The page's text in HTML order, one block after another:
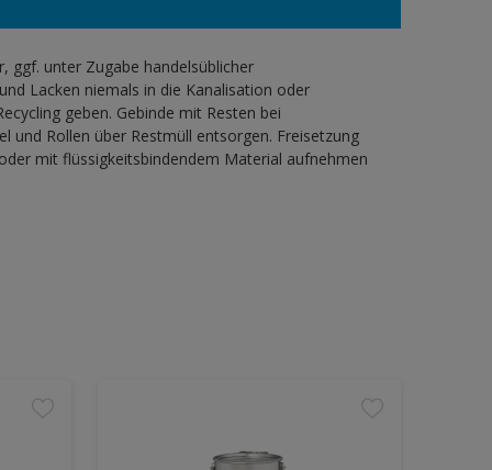
ggf. unter Zugabe handelsüblicher
Lacken niemals in die Kanalisation oder
geben. Gebinde mit Resten bei
und Rollen über Restmüll entsorgen. Freisetzung
mit flüssigkeitsbindendem Material aufnehmen